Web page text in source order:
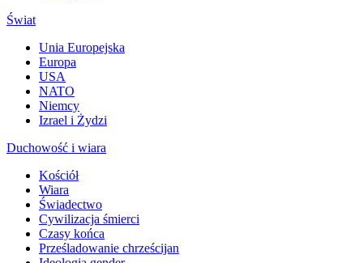
Świat
Unia Europejska
Europa
USA
NATO
Niemcy
Izrael i Żydzi
Duchowość i wiara
Kościół
Wiara
Świadectwo
Cywilizacja śmierci
Czasy końca
Prześladowanie chrześcijan